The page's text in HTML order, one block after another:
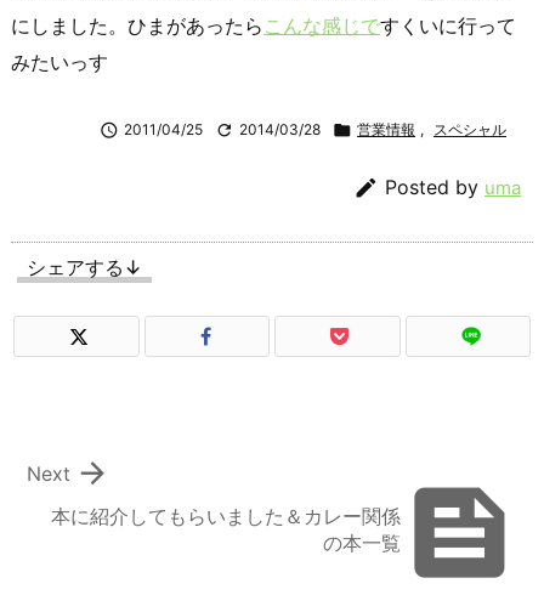
にしました。ひまがあったら こんな感じですくいに行って
みたいっす
 2011/04/25  2014/03/28  営業情報 , スペシャル
 Posted by uma
シェアする↓

本に紹介してもらいました＆カレー関係
の本一覧

Next